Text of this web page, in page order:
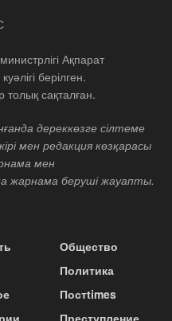
Ақпарат
берілген.
сақталған.
дереккөзге сілтеме
мен редакция көзқарасы
мен
жарнама беруші жауапты.
Общество
Политика
Постtimes
Преступление